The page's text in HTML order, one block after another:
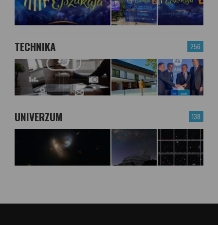
256
TECHNIKA
138
UNIVERZUM